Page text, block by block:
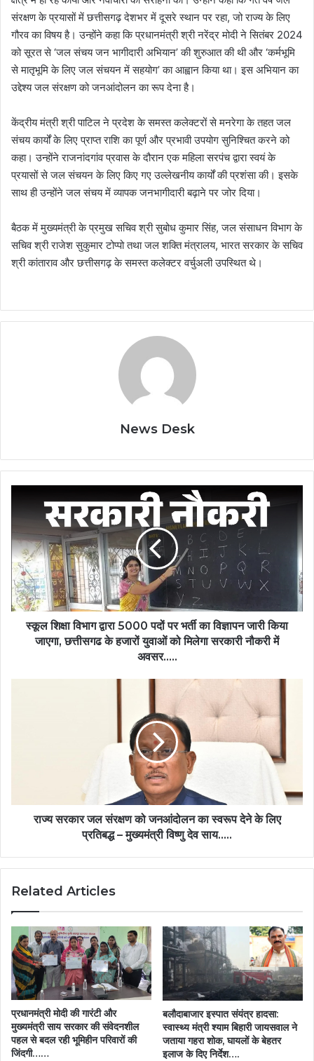
संरक्षण के प्रयासों में छत्तीसगढ़ देशभर में दूसरे स्थान पर रहा, जो राज्य के लिए
गौरव का विषय है। उन्होंने कहा कि प्रधानमंत्री श्री नरेंद्र मोदी ने सितंबर 2024
को सूरत से ‘जल संचय जन भागीदारी अभियान’ की शुरुआत की थी और ‘कर्मभूमि
से मातृभूमि के लिए जल संचयन में सहयोग’ का आह्वान किया था। इस अभियान का
उद्देश्य जल संरक्षण को जनआंदोलन का रूप देना है।
केंद्रीय मंत्री श्री पाटिल ने प्रदेश के समस्त कलेक्टरों से मनरेगा के तहत जल
संचय कार्यों के लिए प्राप्त राशि का पूर्ण और प्रभावी उपयोग सुनिश्चित करने को
कहा। उन्होंने राजनांदगांव प्रवास के दौरान एक महिला सरपंच द्वारा स्वयं के
प्रयासों से जल संचयन के लिए किए गए उल्लेखनीय कार्यों की प्रशंसा की। इसके
साथ ही उन्होंने जल संचय में व्यापक जनभागीदारी बढ़ाने पर जोर दिया।
बैठक में मुख्यमंत्री के प्रमुख सचिव श्री सुबोध कुमार सिंह, जल संसाधन विभाग के
सचिव श्री राजेश सुकुमार टोप्पो तथा जल शक्ति मंत्रालय, भारत सरकार के सचिव
श्री कांताराव और छत्तीसगढ़ के समस्त कलेक्टर वर्चुअली उपस्थित थे।
News Desk
द्वारा
5000
पदों
पर
भर्ती
का
विज्ञापन
अवसर…..
स्कूल शिक्षा विभाग द्वारा 5000 पदों पर भर्ती का विज्ञापन जारी किया
जाएगा, छत्तीसगढ के हजारों युवाओं को मिलेगा सरकारी नौकरी में
अवसर…..
देने
विष्णु
राज्य सरकार जल संरक्षण को जनआंदोलन का स्वरूप देने के लिए
प्रतिबद्ध – मुख्यमंत्री विष्णु देव साय…..
Related Articles
प्रधानमंत्री मोदी की गारंटी और
मुख्यमंत्री साय सरकार की संवेदनशील
पहल से बदल रही भूमिहीन परिवारों की
जिंदगी……
बलौदाबाजार इस्पात संयंत्र हादसा:
स्वास्थ्य मंत्री श्याम बिहारी जायसवाल ने
जताया गहरा शोक, घायलों के बेहतर
इलाज के दिए निर्देश….